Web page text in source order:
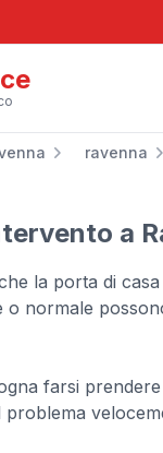
ravenna
a
la porta di
normale
farsi